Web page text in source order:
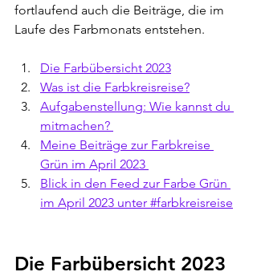
fortlaufend auch die Beiträge, die im
Laufe des Farbmonats entstehen.
Die Farbübersicht 2023
Was ist die Farbkreisreise?
Aufgabenstellung: Wie kannst du
mitmachen?
Meine Beiträge zur Farbkreise
Grün im April 2023
Blick in den Feed zur Farbe Grün
im April 2023 unter #farbkreisreise
Die Farbübersicht 2023